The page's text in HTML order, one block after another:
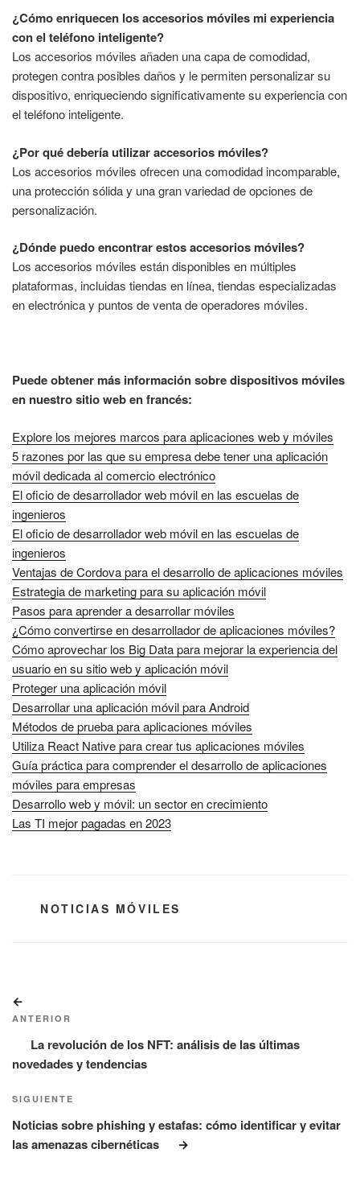
¿Cómo enriquecen los accesorios móviles mi experiencia
con el teléfono inteligente?
Los accesorios móviles añaden una capa de comodidad,
protegen contra posibles daños y le permiten personalizar su
dispositivo, enriqueciendo significativamente su experiencia con
el teléfono inteligente.
¿Por qué debería utilizar accesorios móviles?
Los accesorios móviles ofrecen una comodidad incomparable,
una protección sólida y una gran variedad de opciones de
personalización.
¿Dónde puedo encontrar estos accesorios móviles?
Los accesorios móviles están disponibles en múltiples
plataformas, incluidas tiendas en línea, tiendas especializadas
en electrónica y puntos de venta de operadores móviles.
Puede obtener más información sobre dispositivos móviles
en nuestro sitio web en francés:
Explore los mejores marcos para aplicaciones web y móviles
5 razones por las que su empresa debe tener una aplicación
móvil dedicada al comercio electrónico
El oficio de desarrollador web móvil en las escuelas de
ingenieros
El oficio de desarrollador web móvil en las escuelas de
ingenieros
Ventajas de Cordova para el desarrollo de aplicaciones móviles
Estrategia de marketing para su aplicación móvil
Pasos para aprender a desarrollar móviles
¿Cómo convertirse en desarrollador de aplicaciones móviles?
Cómo aprovechar los Big Data para mejorar la experiencia del
usuario en su sitio web y aplicación móvil
Proteger una aplicación móvil
Desarrollar una aplicación móvil para Android
Métodos de prueba para aplicaciones móviles
Utiliza React Native para crear tus aplicaciones móviles
Guía práctica para comprender el desarrollo de aplicaciones
móviles para empresas
Desarrollo web y móvil: un sector en crecimiento
Las TI mejor pagadas en 2023
CATEGORÍAS
NOTICIAS MÓVILES
de
entradas
anterior:
ANTERIOR
La revolución de los NFT: análisis de las últimas
novedades y tendencias
Siguiente
entrada
SIGUIENTE
Noticias sobre phishing y estafas: cómo identificar y evitar
las amenazas cibernéticas